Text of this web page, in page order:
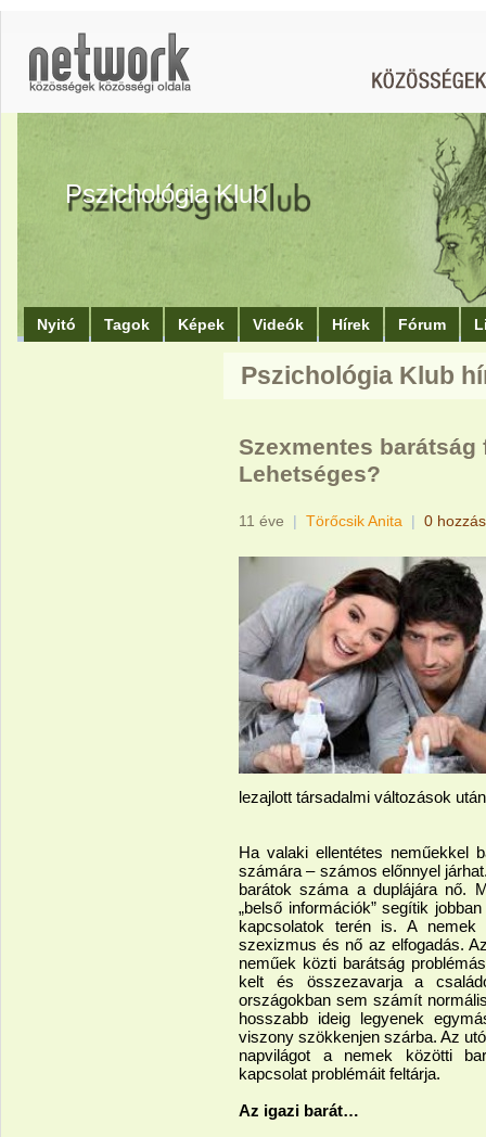
Pszichológia Klub
Nyitó Tagok Képek Videók Hírek Fórum
Pszichológia Klub
Szexmentes
Lehetséges?
11 éve | Törőcsik Anita | 0
lezajlott társadalmi változások
Ha valaki ellentétes
számára – számos előnnyel
barátok száma a duplájára nő.
„belső információk” segítik
kapcsolatok terén is. A
szexizmus és nő az elfogadás.
neműek közti barátság
kelt és összezavarja a
országokban sem számít
hosszabb ideig legyenek
viszony szökkenjen szárba. Az
napvilágot a nemek közötti
kapcsolat problémáit feltárja.
Az igazi barát…